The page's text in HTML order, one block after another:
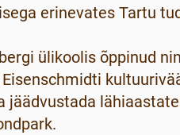
erinevates Tartu
ülikoolis õppinud
jäädvustada